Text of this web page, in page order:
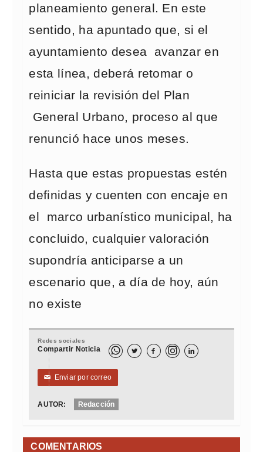
planeamiento general. En este
sentido, ha apuntado que, si el
ayuntamiento desea avanzar en
esta línea, deberá retomar o
reiniciar la revisión del Plan
General Urbano, proceso al que
renunció hace unos meses.
Hasta que estas propuestas estén
definidas y cuenten con encaje en
el marco urbanístico municipal, ha
concluido, cualquier valoración
supondría anticiparse a un
escenario que, a día de hoy, aún
no existe
Redes sociales
Compartir Noticia   
✉ Enviar por correo
AUTOR: Redacción
COMENTARIOS